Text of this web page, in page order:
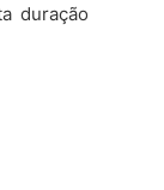
duração